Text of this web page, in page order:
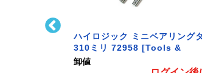
ハイロジック ミニベアリング
310ミリ 72958 [Tools &
Hardware]
卸値